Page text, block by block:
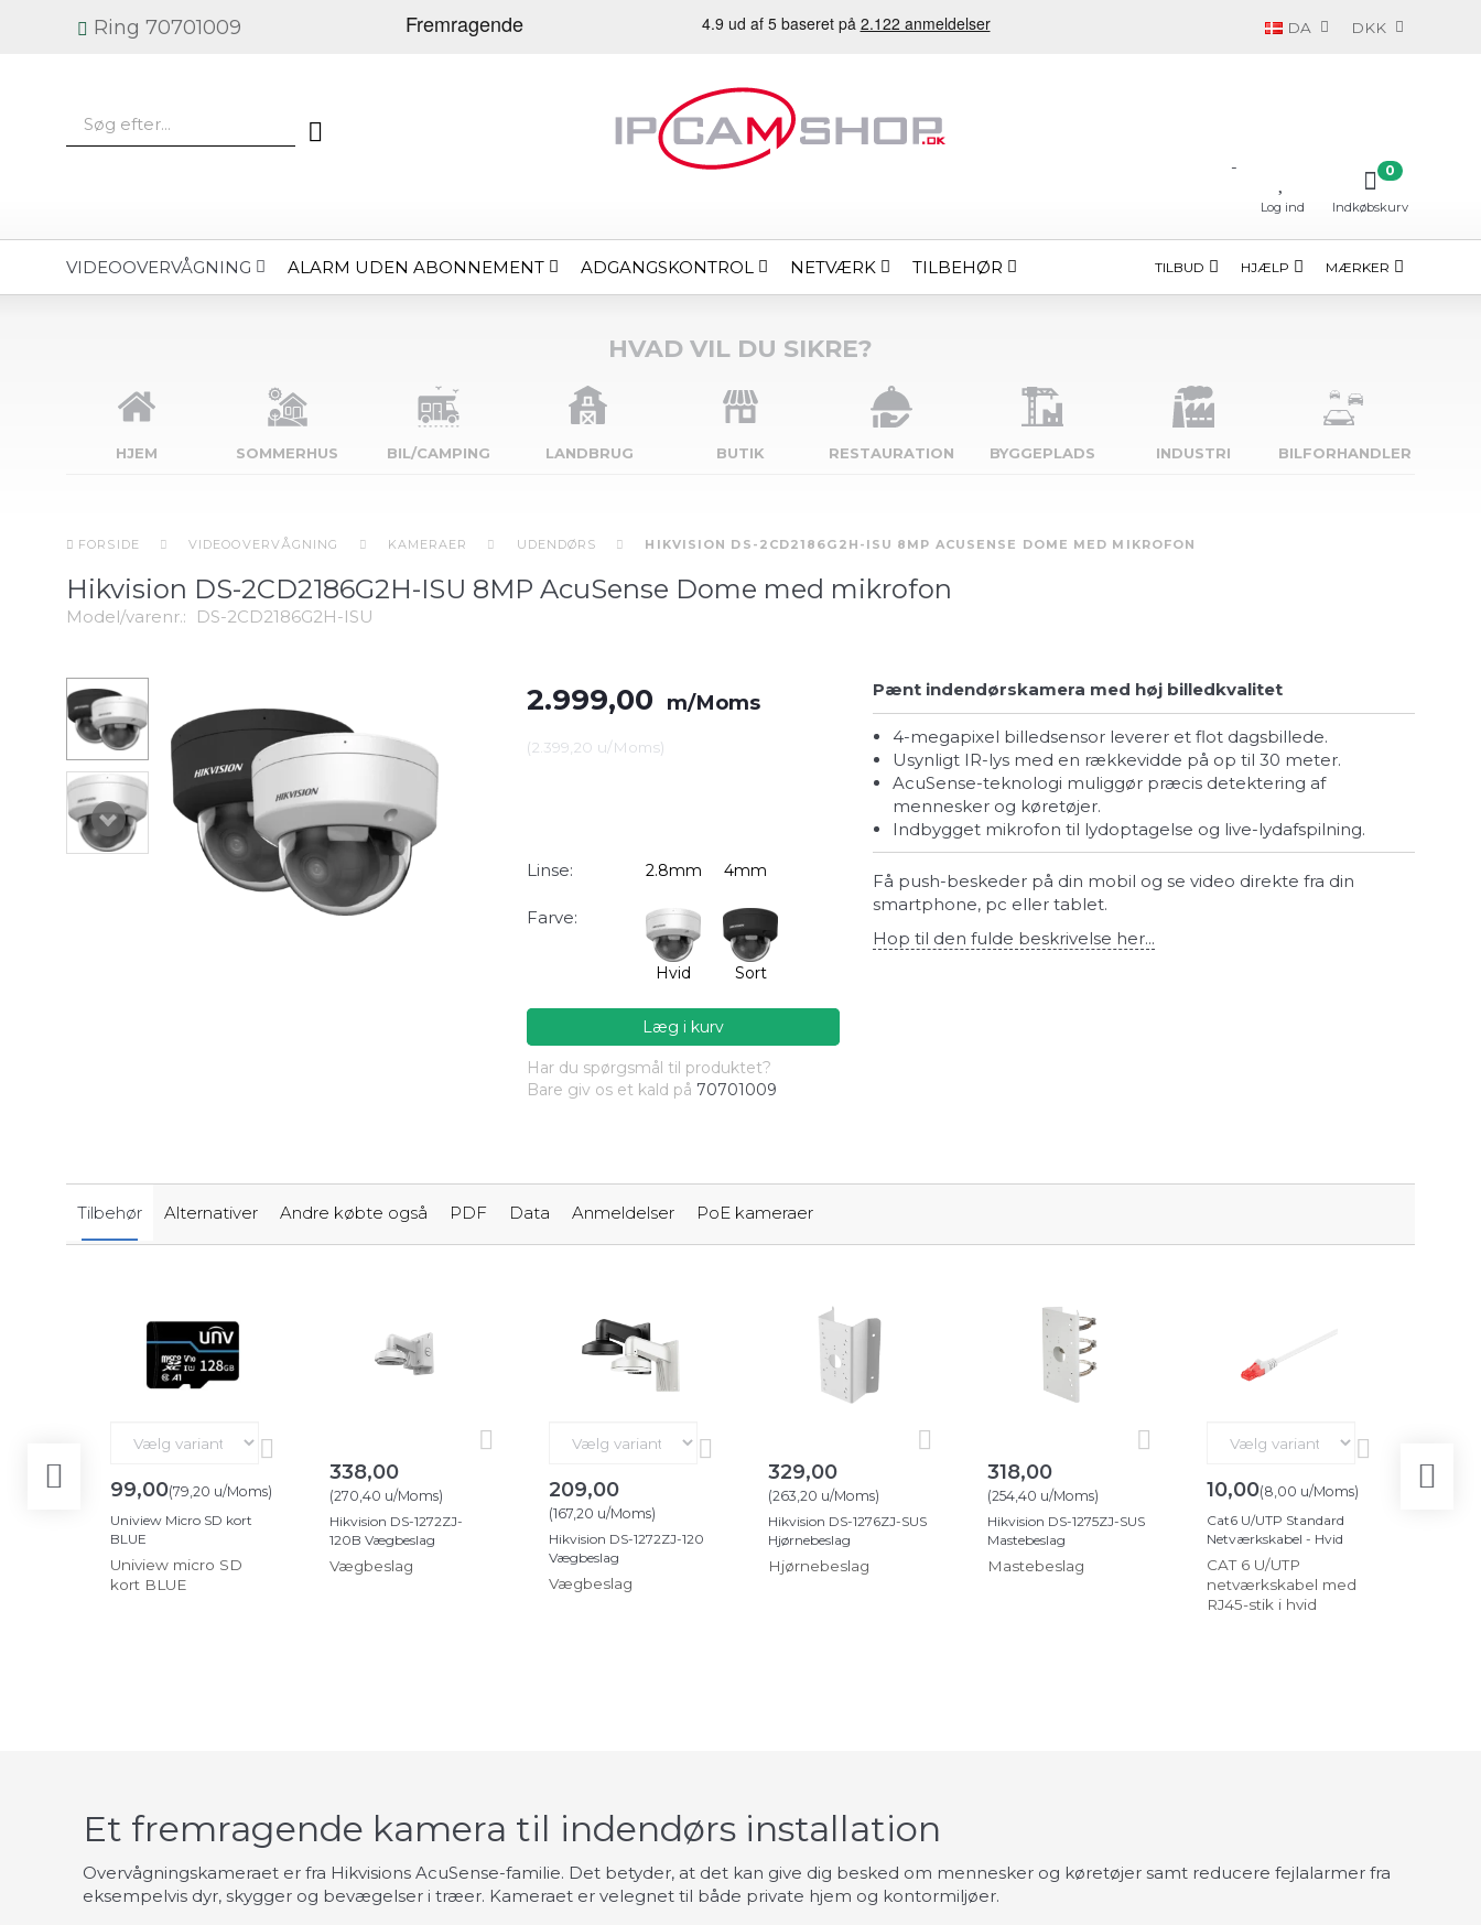
DA DKK
Ring 70701009
-
Log ind Indkøbskurv
0
VIDEOOVERVÅGNING ALARM UDEN ABONNEMENT ADGANGSKONTROL NETVÆRK TILBEHØR TILBUD HJÆLP MÆRKER
HVAD VIL DU SIKRE?
HJEM SOMMERHUS BIL/CAMPING LANDBRUG BUTIK RESTAURATION BYGGE­PLADS INDUSTRI BILFORHANDLER
FORSIDE VIDEOOVERVÅGNING KAMERAER UDENDØRS HIKVISION DS-2CD2186G2H-ISU 8MP ACUSENSE DOME MED MIKROFON
Hikvision DS-2CD2186G2H-ISU 8MP AcuSense Dome med mikrofon
Model/varenr.: DS-2CD2186G2H-ISU
2.999,00 m/Moms
(2.399,20 u/Moms)
Linse: 2.8mm 4mm
Farve:
Hvid Sort
Læg i kurv
Har du spørgsmål til produktet?
Bare giv os et kald på 70701009
Pænt indendørskamera med høj billedkvalitet
4-megapixel billedsensor leverer et flot dagsbillede.
Usynligt IR-lys med en rækkevidde på op til 30 meter.
AcuSense-teknologi muliggør præcis detektering af
mennesker og køretøjer.
Indbygget mikrofon til lydoptagelse og live-lydafspilning.
Få push-beskeder på din mobil og se video direkte fra din
smartphone, pc eller tablet.
Hop til den fulde beskrivelse her...
Tilbehør Alternativer Andre købte også PDF Data Anmeldelser PoE kameraer
99,00(79,20 u/Moms)
Uniview Micro SD kort
BLUE
Uniview micro SD
kort BLUE
338,00
(270,40 u/Moms)
Hikvision DS-1272ZJ-
120B Vægbeslag
Vægbeslag
209,00
(167,20 u/Moms)
Hikvision DS-1272ZJ-120
Vægbeslag
Vægbeslag
329,00
(263,20 u/Moms)
Hikvision DS-1276ZJ-SUS
Hjørnebeslag
Hjørnebeslag
318,00
(254,40 u/Moms)
Hikvision DS-1275ZJ-SUS
Mastebeslag
Mastebeslag
10,00(8,00 u/Moms)
Cat6 U/UTP Standard
Netværkskabel - Hvid
CAT 6 U/UTP
netværkskabel med
RJ45-stik i hvid
Et fremragende kamera til indendørs installation
Overvågningskameraet er fra Hikvisions AcuSense-familie. Det betyder, at det kan give dig besked om mennesker og køretøjer samt reducere fejlalarmer fra
eksempelvis dyr, skygger og bevægelser i træer. Kameraet er velegnet til både private hjem og kontormiljøer.